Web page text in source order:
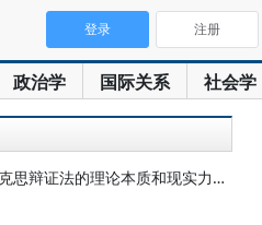
政治学 国际关系 社会学
登录 注册
思辩证法的理论本质和现实力量